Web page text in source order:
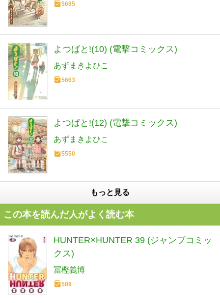
5695
よつばと!(10) (電撃コミックス)
あずまきよひこ
5663
よつばと!(12) (電撃コミックス)
あずまきよひこ
5550
もっと見る
この本を読んだ人がよく読む本
HUNTER×HUNTER 39 (ジャンプコミッ
クス)
冨樫義博
589